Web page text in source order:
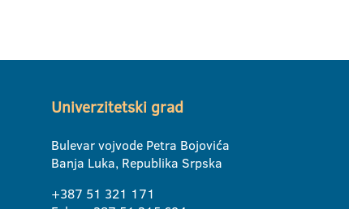
Univerzitetski grad
Bulevar vojvode Petra Bojovića
Banja Luka, Republika Srpska
+387 51 321 171